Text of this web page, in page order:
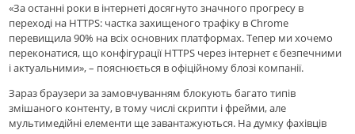
«За останні роки в інтернеті досягнуто значного прогресу в
переході на HTTPS: частка захищеного трафіку в Chrome
перевищила 90% на всіх основних платформах. Тепер ми хочемо
переконатися, що конфігурації HTTPS через інтернет є безпечними
і актуальними», – пояснюється в офіційному блозі компанії.
Зараз браузери за замовчуванням блокують багато типів
змішаного контенту, в тому числі скрипти і фрейми, але
мультимедійні елементи ще завантажуються. На думку фахівців